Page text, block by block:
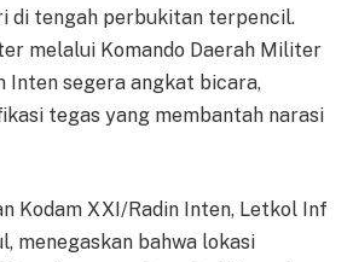
di tengah perbukitan terpencil.
melalui Komando Daerah Militer
Inten segera angkat bicara,
tegas yang membantah narasi
Kodam XXI/Radin Inten, Letkol Inf
menegaskan bahwa lokasi